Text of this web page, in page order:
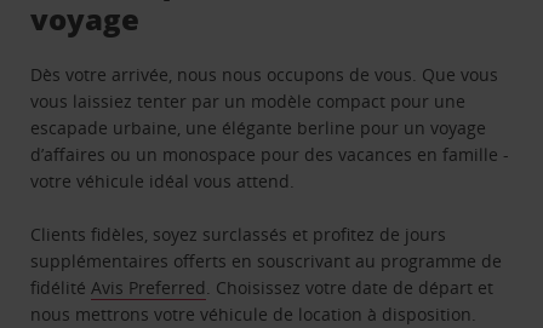
voyage
Dès votre arrivée, nous nous occupons de vous. Que vous
vous laissiez tenter par un modèle compact pour une
escapade urbaine, une élégante berline pour un voyage
d’affaires ou un monospace pour des vacances en famille -
votre véhicule idéal vous attend.
Clients fidèles, soyez surclassés et profitez de jours
supplémentaires offerts en souscrivant au programme de
fidélitéAvis Preferred. Choisissez votre date de départ et
nous mettrons votre véhicule de location à disposition.